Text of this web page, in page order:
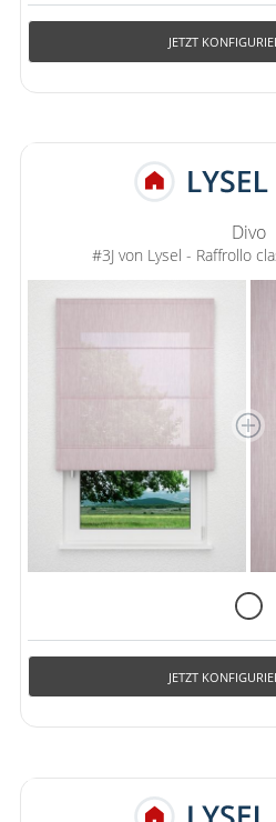
JETZT
Divo
#3J von Lysel - Raffrollo
JETZT